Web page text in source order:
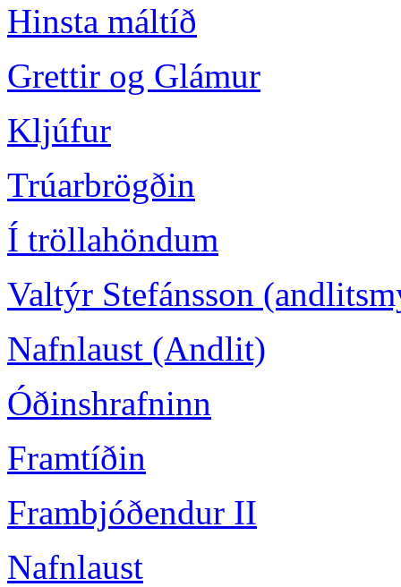
Hinsta máltíð
Grettir og Glámur
Kljúfur
Trúarbrögðin
Í tröllahöndum
Valtýr Stefánsson
Nafnlaust (Andlit)
Óðinshrafninn
Framtíðin
Frambjóðendur II
Nafnlaust